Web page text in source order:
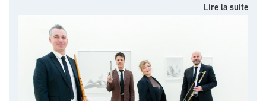
Lire la suite